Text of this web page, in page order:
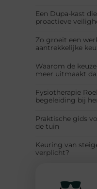
Een Dupa-kast
proactieve
Zo groeit een
aantrekkelijke
Waarom de
meer uitmaakt
Fysiotherapie
begeleiding bij
Praktische gids
de tuin
Keuring van
verplicht?